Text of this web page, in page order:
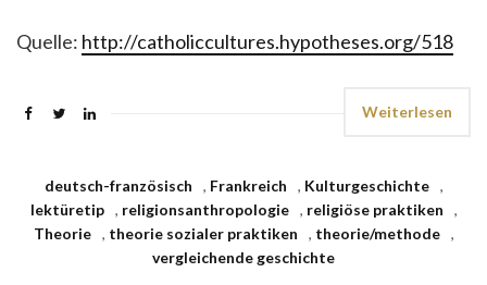
Quelle: http://catholiccultures.hypotheses.org/518
Weiterlesen
deutsch-französisch , Frankreich , Kulturgeschichte
,
lektüretip
, religionsanthropologie , religiöse praktiken
,
Theorie
, theorie sozialer praktiken , theorie/methode
,
vergleichende geschichte